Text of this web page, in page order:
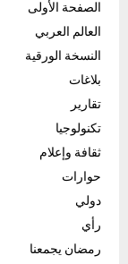
الصفحة الأولى
العالم العربي
النسخة الورقية
بلاغات
تقارير
تكنولوجيا
ثقافة وإعلام
حوارات
دولي
رأي
رمضان يجمعنا